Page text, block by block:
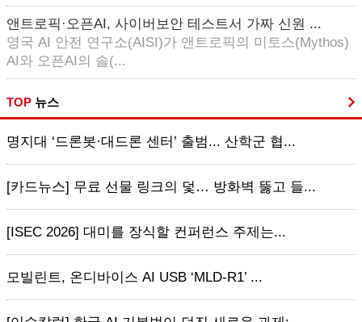
앤트로픽·오픈AI, 사이버보안 테스트서 가짜 신원 ...
영국 AI 안전 연구소(AISI)가 앤트로픽의 미토스(Mythos)
AI와 오픈AI의 솔(...
TOP 뉴스
명지대 ‘드론봇·대드론 센터’ 출범... 산학군 협...
[카드뉴스] 무료 선물 링크의 덫… 방화벽 뚫고 들...
[ISEC 2026] 대미를 장식할 컨퍼런스 주제는...
모빌린트, 온디바이스 AI USB ‘MLD-R1’ ...